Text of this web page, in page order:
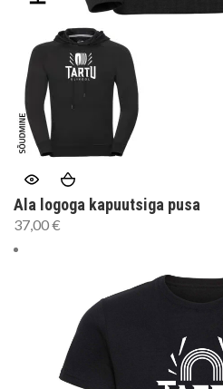
Ala logoga kapuutsiga pusa
37,00€